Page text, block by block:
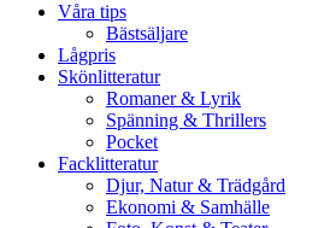
Våra tips
Bästsäljare
Lågpris
Skönlitteratur
Romaner & Lyrik
Spänning & Thrillers
Pocket
Facklitteratur
Djur, Natur & Trädgård
Ekonomi & Samhälle